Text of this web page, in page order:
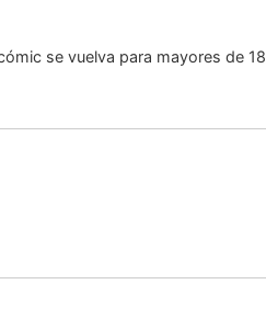
se vuelva para mayores de 18